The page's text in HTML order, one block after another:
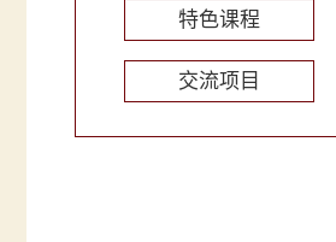
特色课程
交流项目